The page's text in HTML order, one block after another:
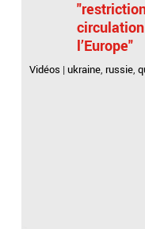
l’Europe"
Vidéos |ukraine, russie,